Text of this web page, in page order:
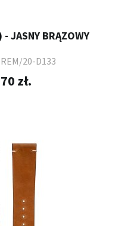
JASNY BRĄZOWY
20-D133
zł.